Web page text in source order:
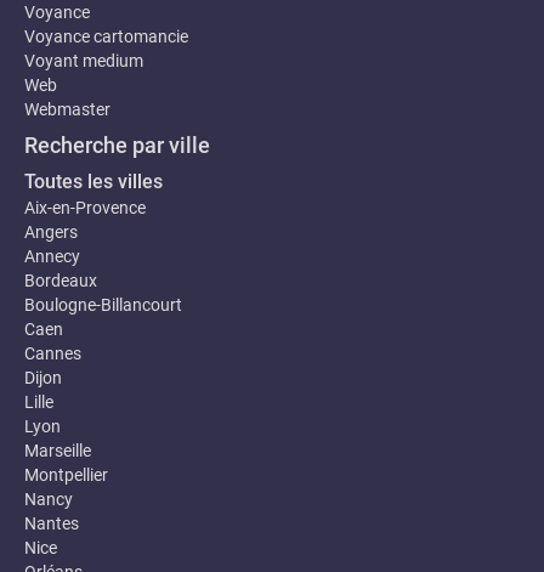
Voyance
Voyance cartomancie
Voyant medium
Web
Webmaster
Recherche par ville
Toutes les villes
Aix-en-Provence
Angers
Annecy
Bordeaux
Boulogne-Billancourt
Caen
Cannes
Dijon
Lille
Lyon
Marseille
Montpellier
Nancy
Nantes
Nice